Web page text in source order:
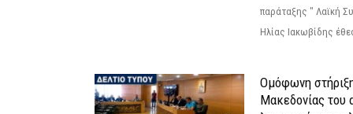
παράταξης " Λαϊκή
Ηλίας Ιακωβίδης
Ομόφωνη
Μακεδονίας του